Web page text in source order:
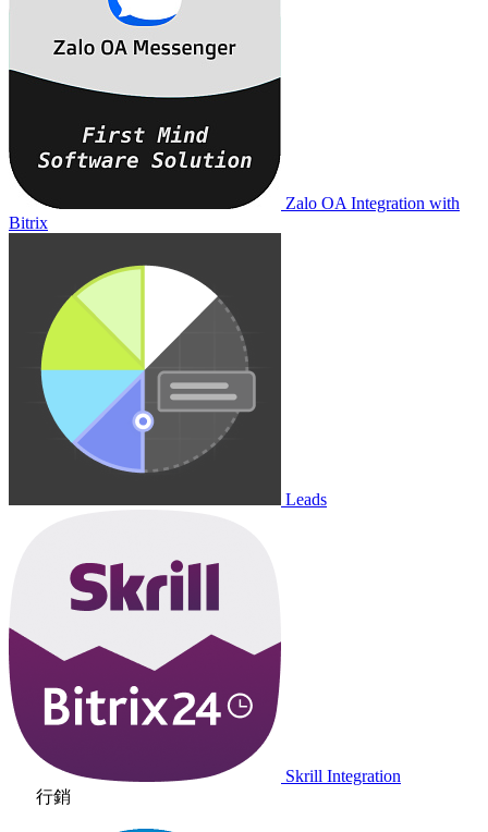
Zalo OA Integration with
Bitrix
Leads
Skrill Integration
行銷